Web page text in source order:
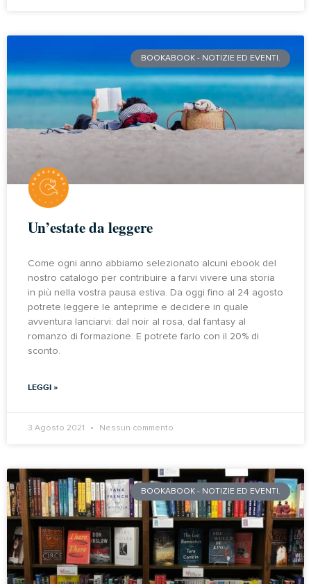
BOOKABOOK - NOTIZIE ED EVENTI.
Un’estate da leggere
Come ogni anno abbiamo selezionato alcuni ebook del
nostro catalogo per contribuire a farvi vivere una storia
in più nella vostra pausa estiva. Da oggi fino al 24 agosto
potrete leggere le anteprime e decidere in quale
avventura lanciarvi: dal noir al rosa, dal fantasy al
romanzo di formazione. E potrete farlo con il 20% di
sconto.
LEGGI »
3 Agosto 2021 Nessun commento
BOOKABOOK - NOTIZIE ED EVENTI.